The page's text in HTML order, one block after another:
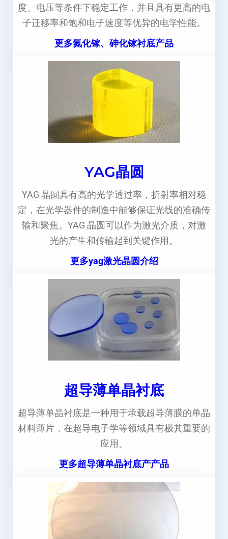
度、电压等条件下稳定工作，并且具有更高的电
子迁移率和饱和电子速度等优异的电学性能。
更多氮化镓、砷化镓衬底产品
YAG晶圆
YAG 晶圆具有高的光学透过率，折射率相对稳
定，在光学器件的制造中能够保证光线的准确传
输和聚焦。YAG 晶圆可以作为激光介质，对激
光的产生和传输起到关键作用。
更多yag激光晶圆介绍
超导薄单晶衬底
超导薄单晶衬底是一种用于承载超导薄膜的单晶
材料薄片，在超导电子学等领域具有极其重要的
应用。
更多超导薄单晶衬底产产品